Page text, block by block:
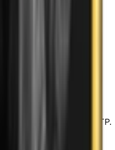
phường Tân Hưng, TP.